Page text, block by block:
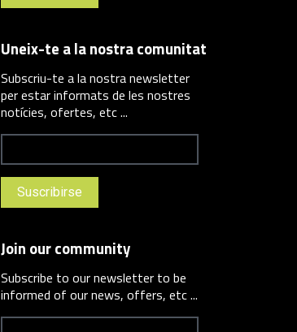
Uneix-te a la nostra comunitat
Subscriu-te a la nostra newsletter
per estar informats de les nostres
notícies, ofertes, etc ...
Join our community
Subscribe to our newsletter to be
informed of our news, offers, etc ...